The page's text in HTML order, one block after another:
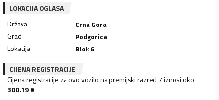
LOKACIJA OGLASA
Država
Crna Gora
Grad
Podgorica
Lokacija
Blok 6
CIJENA REGISTRACIJE
Cijena registracije za ovo vozilo na premijski razred 7 iznosi oko
300.19€